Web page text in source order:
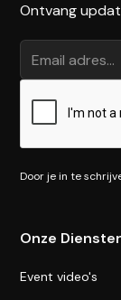
Ontvang
Door je in te
Onze
Event video's